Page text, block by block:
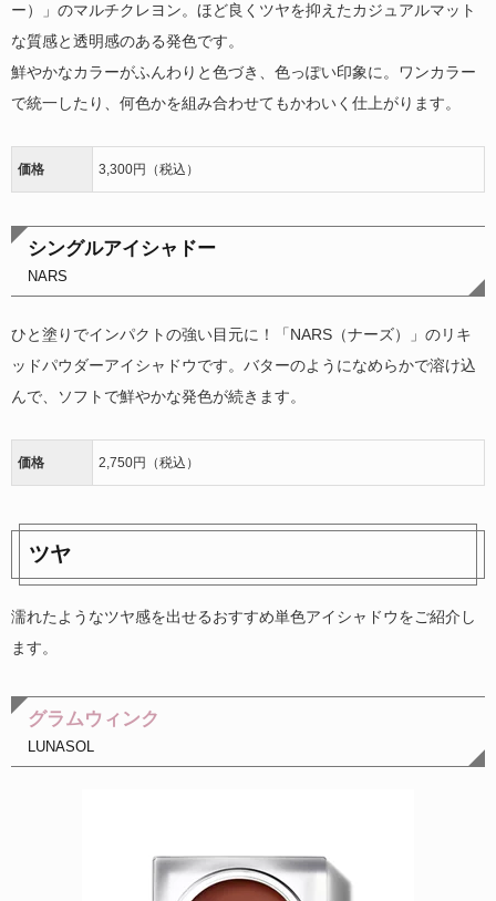
ー）」のマルチクレヨン。ほど良くツヤを抑えたカジュアルマット
な質感と透明感のある発色です。
鮮やかなカラーがふんわりと色づき、色っぽい印象に。ワンカラー
で統一したり、何色かを組み合わせてもかわいく仕上がります。
価格 3,300円（税込）
シングルアイシャドー
NARS
ひと塗りでインパクトの強い目元に！「NARS（ナーズ）」のリキ
ッドパウダーアイシャドウです。バターのようになめらかで溶け込
んで、ソフトで鮮やかな発色が続きます。
価格 2,750円（税込）
ツヤ
濡れたようなツヤ感を出せるおすすめ単色アイシャドウをご紹介し
ます。
グラムウィンク
LUNASOL